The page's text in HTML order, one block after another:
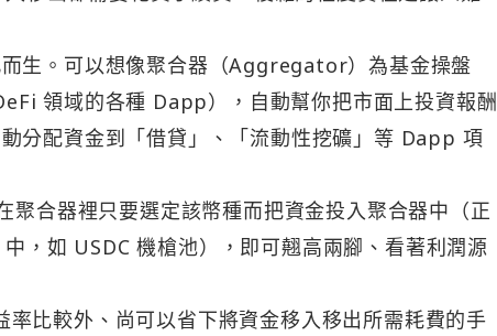
生。可以想像聚合器（Aggregator）為基金操盤
領域的各種 Dapp），自動幫你把市面上投資報酬
分配資金到「借貸」、「流動性挖礦」等 Dapp 項
合器裡只要選定該幣種而把資金投入聚合器中（正
，如 USDC 機槍池），即可翹高兩腳、看著利潤源
比較外、尚可以省下將資金移入移出所需耗費的手